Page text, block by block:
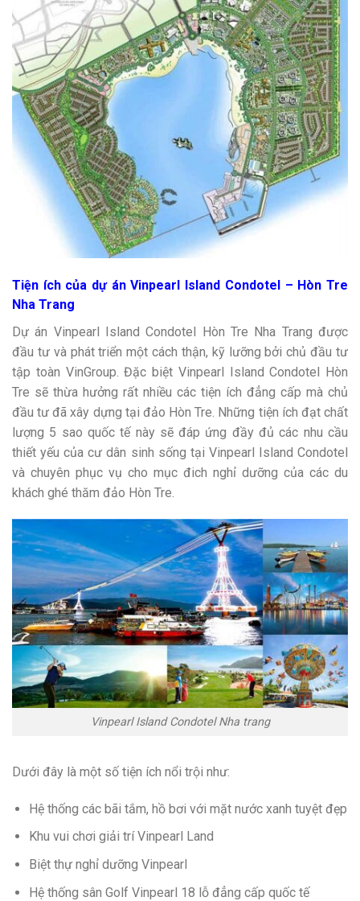
Tiện ích của dự án Vinpearl Island Condotel – Hòn Tre
Nha Trang
Dự án Vinpearl Island Condotel Hòn Tre Nha Trang được
đầu tư và phát triển một cách thận, kỹ lưỡng bởi chủ đầu tư
tập toàn VinGroup. Đặc biệt Vinpearl Island Condotel Hòn
Tre sẽ thừa hưởng rất nhiều các tiện ích đẳng cấp mà chủ
đầu tư đã xây dựng tại đảo Hòn Tre. Những tiện ích đạt chất
lượng 5 sao quốc tế này sẽ đáp ứng đầy đủ các nhu cầu
thiết yếu của cư dân sinh sống tại Vinpearl Island Condotel
và chuyên phục vụ cho mục đich nghỉ dưỡng của các du
khách ghé thăm đảo Hòn Tre.
Vinpearl Island Condotel Nha trang
Dưới đây là một số tiện ích nổi trội như:
Hệ thống các bãi tắm, hồ bơi với mặt nước xanh tuyệt đẹp
Khu vui chơi giải trí Vinpearl Land
Biệt thự nghỉ dưỡng Vinpearl
Hệ thống sân Golf Vinpearl 18 lỗ đẳng cấp quốc tế